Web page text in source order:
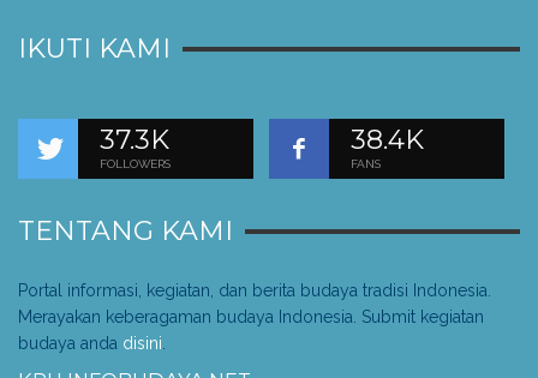
IKUTI KAMI
37.3K
FOLLOWERS
38.4K
FANS
TENTANG KAMI
Portal informasi, kegiatan, dan berita budaya tradisi Indonesia.
Merayakan keberagaman budaya Indonesia. Submit kegiatan
budaya anda disini